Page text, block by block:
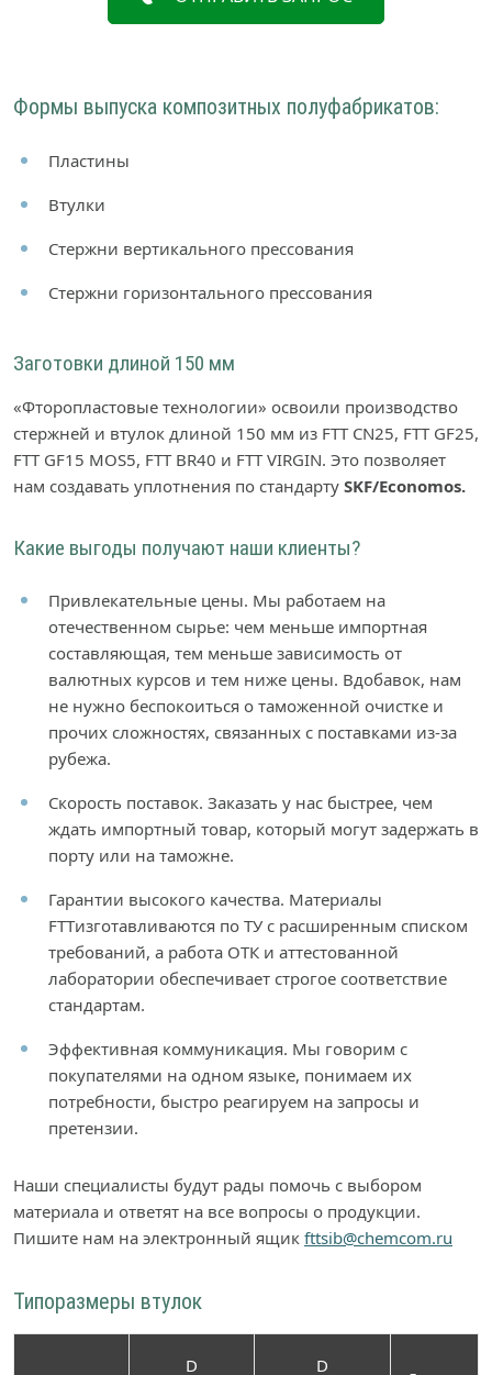
Формы выпуска композитных полуфабрикатов:
Пластины
Втулки
Стержни вертикального прессования
Стержни горизонтального прессования
Заготовки длиной 150 мм
«Фторопластовые технологии» освоили производство
стержней и втулок длиной 150 мм из FTT CN25, FTT GF25,
FTT GF15 MOS5, FTT BR40 и FTT VIRGIN. Это позволяет
нам создавать уплотнения по стандарту SKF/Economos.
Какие выгоды получают наши клиенты?
Привлекательные цены. Мы работаем на
отечественном сырье: чем меньше импортная
составляющая, тем меньше зависимость от
валютных курсов и тем ниже цены. Вдобавок, нам
не нужно беспокоиться о таможенной очистке и
прочих сложностях, связанных с поставками из-за
рубежа.
Скорость поставок. Заказать у нас быстрее, чем
ждать импортный товар, который могут задержать в
порту или на таможне.
Гарантии высокого качества. Материалы
FTTизготавливаются по ТУ с расширенным списком
требований, а работа ОТК и аттестованной
лаборатории обеспечивает строгое соответствие
стандартам.
Эффективная коммуникация. Мы говорим с
покупателями на одном языке, понимаем их
потребности, быстро реагируем на запросы и
претензии.
Наши специалисты будут рады помочь с выбором
материала и ответят на все вопросы о продукции.
Пишите нам на электронный ящик fttsib@chemcom.ru
Типоразмеры втулок
D D